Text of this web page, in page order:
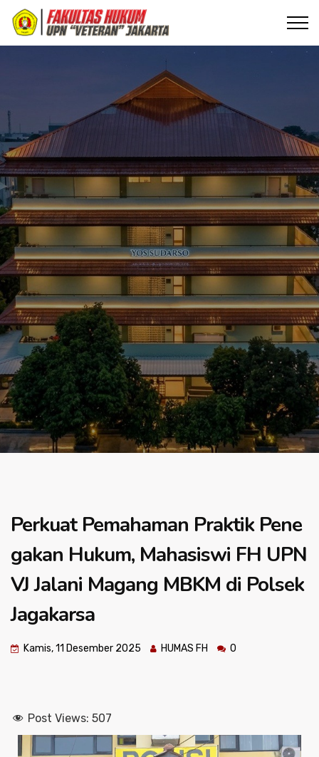
Perkuat Pemahaman Praktik Pene
gakan Hukum, Mahasiswi FH UPN
VJ Jalani Magang MBKM di Polsek
Jagakarsa
Kamis, 11 Desember 2025 HUMAS FH 0
Post Views: 507